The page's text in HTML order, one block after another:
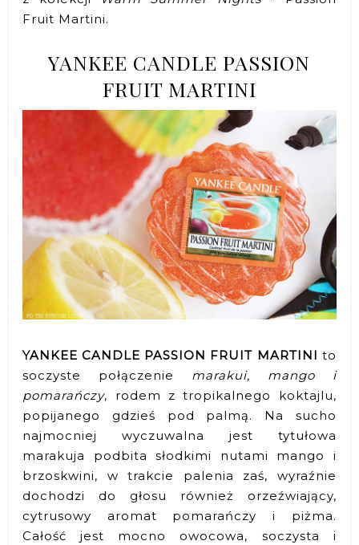
Fruit Martini.
YANKEE CANDLE PASSION
FRUIT MARTINI
YANKEE CANDLE PASSION FRUIT MARTINI to
soczyste połączenie marakui, mango i
pomarańczy, rodem z tropikalnego koktajlu,
popijanego gdzieś pod palmą. Na sucho
najmocniej wyczuwalna jest tytułowa
marakuja podbita słodkimi nutami mango i
brzoskwini, w trakcie palenia zaś, wyraźnie
dochodzi do głosu również orzeźwiający,
cytrusowy aromat pomarańczy i piżma.
Całość jest mocno owocowa, soczysta i